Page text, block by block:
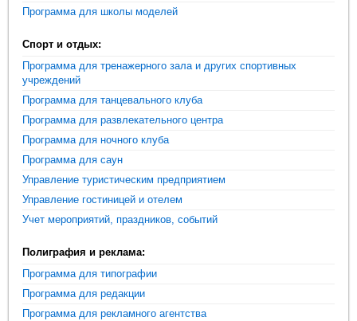
Программа для школы моделей
Спорт и отдых:
Программа для тренажерного зала и других спортивных
учреждений
Программа для танцевального клуба
Программа для развлекательного центра
Программа для ночного клуба
Программа для саун
Управление туристическим предприятием
Управление гостиницей и отелем
Учет мероприятий, праздников, событий
Полиграфия и реклама:
Программа для типографии
Программа для редакции
Программа для рекламного агентства